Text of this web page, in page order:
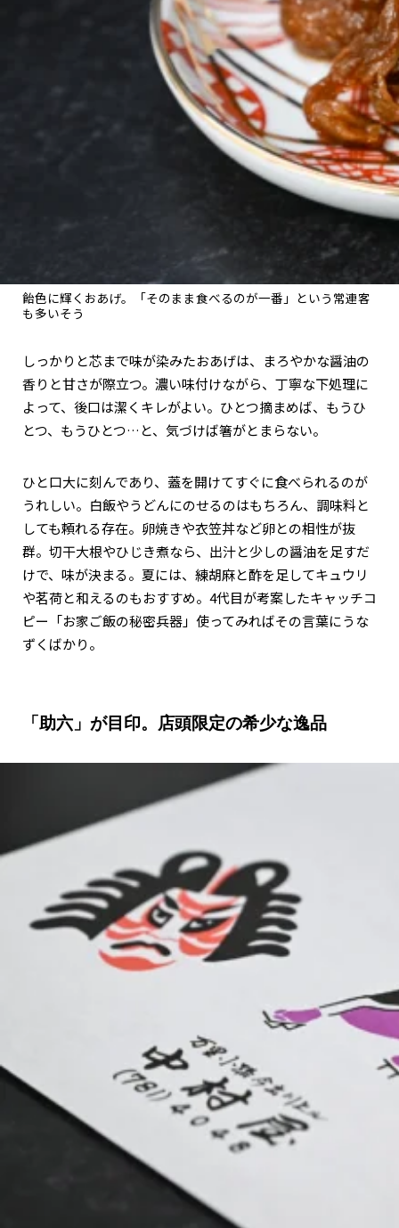
飴色に輝くおあげ。「そのまま食べるのが一番」という常連客
も多いそう
しっかりと芯まで味が染みたおあげは、まろやかな醤油の
香りと甘さが際立つ。濃い味付けながら、丁寧な下処理に
よって、後口は潔くキレがよい。ひとつ摘まめば、もうひ
とつ、もうひとつ…と、気づけば箸がとまらない。
ひと口大に刻んであり、蓋を開けてすぐに食べられるのが
うれしい。白飯やうどんにのせるのはもちろん、調味料と
しても頼れる存在。卵焼きや衣笠丼など卵との相性が抜
群。切干大根やひじき煮なら、出汁と少しの醤油を足すだ
けで、味が決まる。夏には、練胡麻と酢を足してキュウリ
や茗荷と和えるのもおすすめ。4代目が考案したキャッチコ
ピー「お家ご飯の秘密兵器」――使ってみればその言葉にうな
ずくばかり。
「助六」が目印。店頭限定の希少な逸品